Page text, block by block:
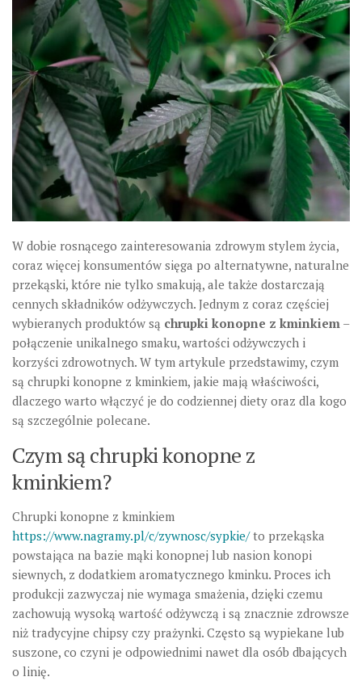
W dobie rosnącego zainteresowania zdrowym stylem życia,
coraz więcej konsumentów sięga po alternatywne, naturalne
przekąski, które nie tylko smakują, ale także dostarczają
cennych składników odżywczych. Jednym z coraz częściej
wybieranych produktów są chrupki konopne z kminkiem –
połączenie unikalnego smaku, wartości odżywczych i
korzyści zdrowotnych. W tym artykule przedstawimy, czym
są chrupki konopne z kminkiem, jakie mają właściwości,
dlaczego warto włączyć je do codziennej diety oraz dla kogo
są szczególnie polecane.
Czym są chrupki konopne z
kminkiem?
Chrupki konopne z kminkiem
https://www.nagramy.pl/c/zywnosc/sypkie/ to przekąska
powstająca na bazie mąki konopnej lub nasion konopi
siewnych, z dodatkiem aromatycznego kminku. Proces ich
produkcji zazwyczaj nie wymaga smażenia, dzięki czemu
zachowują wysoką wartość odżywczą i są znacznie zdrowsze
niż tradycyjne chipsy czy prażynki. Często są wypiekane lub
suszone, co czyni je odpowiednimi nawet dla osób dbających
o linię.